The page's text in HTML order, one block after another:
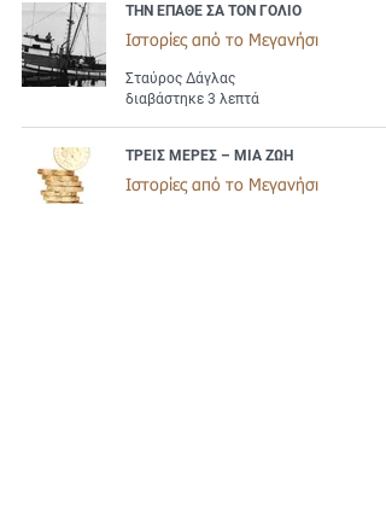
ΤΗΝ ΕΠΑΘΕ ΣΑ ΤΟΝ ΓΟΛΙΟ
Ιστορίες από το Μεγανήσι
Σταύρος Δάγλας
διαβάστηκε 3 λεπτά
ΤΡΕΙΣ ΜΕΡΕΣ – ΜΙΑ ΖΩΗ
Ιστορίες από το Μεγανήσι